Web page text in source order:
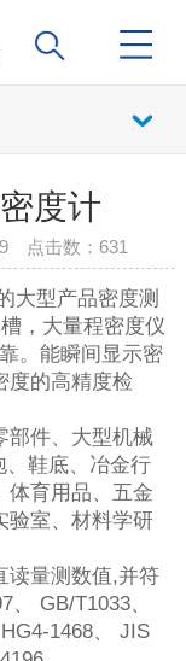
度计
点击数： 631
大型产品密度测
，大量程密度仪
。能瞬间显示密
度的高精度检
部件、大型机械
、鞋底、冶金行
体育用品、五金
验室、材料学研
读量测数值,并符
GB/T1033、
1468、 JIS